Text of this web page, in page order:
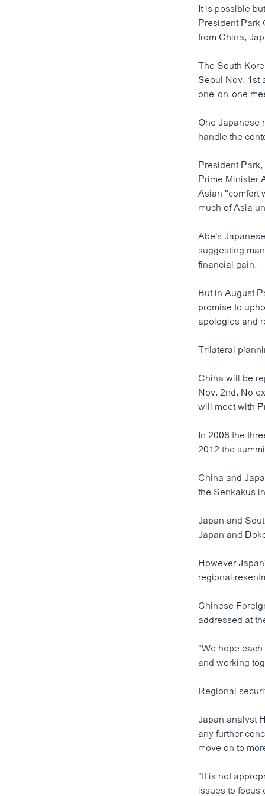
It is possible
President Park
from China,
The South
Seoul Nov. 1st
one-on-one
One Japanese
handle the
President
Prime Minister
Asian "comfort
much of Asia
Abe's
suggesting
financial gain.
But in August
promise to
apologies and
Trilateral
China will be
Nov. 2nd. No
will meet with
In 2008 the
2012 the
China and
the Senkakus
Japan and
Japan and
However
regional
Chinese
addressed at
"We hope
and working
Regional
Japan analyst
any further
move on to
"It is not
issues to